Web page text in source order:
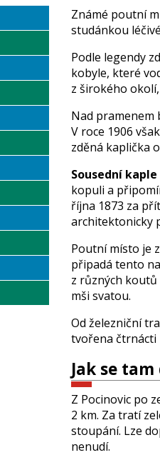
Známé poutní
studánkou
Podle legendy
kobyle, které
z širokého
Nad pramenem
V roce 1906
zděná kaplička
Sousední
kopuli a
října 1873 za
architektonicky
Poutní místo je
připadá tento
z různých
mši svatou.
Od železniční
tvořena čtrnácti
Jak se
Z Pocinovic po
2 km. Za tratí
stoupání. Lze
nenudí.